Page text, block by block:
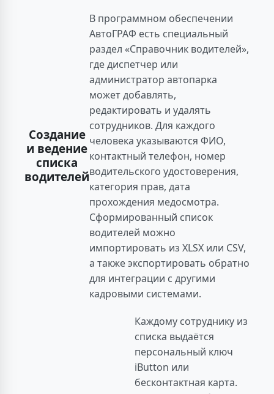
Создание
и ведение
списка
водителей
В программном обеспечении
АвтоГРАФ есть специальный
раздел «Справочник водителей»,
где диспетчер или
администратор автопарка
может добавлять,
редактировать и удалять
сотрудников. Для каждого
человека указываются ФИО,
контактный телефон, номер
водительского удостоверения,
категория прав, дата
прохождения медосмотра.
Сформированный список
водителей можно
импортировать из XLSX или CSV,
а также экспортировать обратно
для интеграции с другими
кадровыми системами.
Каждому сотруднику из
списка выдаётся
персональный ключ
iButton или
бесконтактная карта.